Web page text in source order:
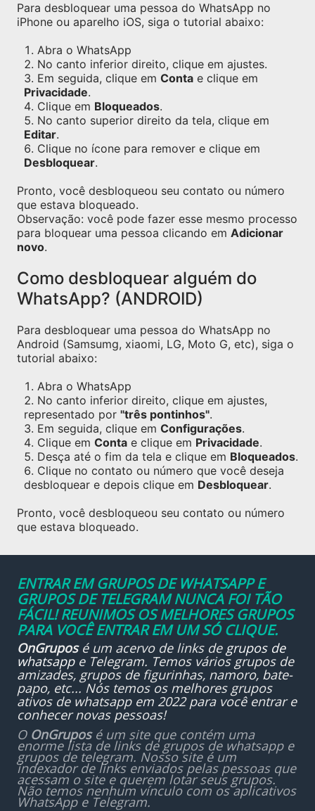
Para desbloquear uma pessoa do WhatsApp no
iPhone ou aparelho iOS, siga o tutorial abaixo:
Abra o WhatsApp
No canto inferior direito, clique em ajustes.
Em seguida, clique em Conta e clique em
Privacidade.
Clique em Bloqueados.
No canto superior direito da tela, clique em
Editar.
Clique no ícone para remover e clique em
Desbloquear.
Pronto, você desbloqueou seu contato ou número
que estava bloqueado.
Observação: você pode fazer esse mesmo processo
para bloquear uma pessoa clicando em Adicionar
novo.
Como desbloquear alguém do
WhatsApp? (ANDROID)
Para desbloquear uma pessoa do WhatsApp no
Android (Samsumg, xiaomi, LG, Moto G, etc), siga o
tutorial abaixo:
Abra o WhatsApp
No canto inferior direito, clique em ajustes,
representado por "três pontinhos".
Em seguida, clique em Configurações.
Clique em Conta e clique em Privacidade.
Desça até o fim da tela e clique em Bloqueados.
Clique no contato ou número que você deseja
desbloquear e depois clique em Desbloquear.
Pronto, você desbloqueou seu contato ou número
que estava bloqueado.
ENTRAR EM GRUPOS DE WHATSAPP E
GRUPOS DE TELEGRAM NUNCA FOI TÃO
FÁCIL! REUNIMOS OS MELHORES GRUPOS
PARA VOCÊ ENTRAR EM UM SÓ CLIQUE.
OnGruposé um acervo de links de grupos de
whatsappe Telegram. Temos vários grupos de
amizades, grupos de figurinhas, namoro, bate-
papo, etc... Nós temos os melhores grupos
ativos de whatsapp em 2022 para você entrar e
conhecer novas pessoas!
O OnGruposé um site que contém uma
enorme lista de links de grupos de whatsapp e
grupos de telegram. Nosso site é um
indexador de links enviados pelas pessoas que
acessam o site e querem lotar seus grupos.
Não temos nenhum vínculo com os aplicativos
WhatsApp e Telegram.